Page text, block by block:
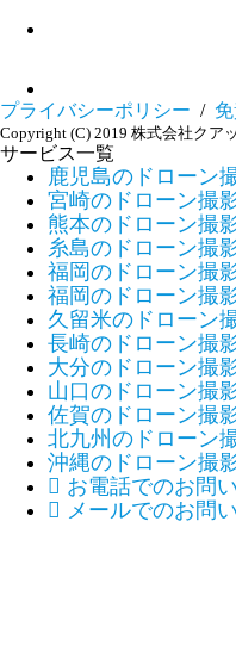
プライバシーポリシー /
Copyright (C) 2019 株式会社クア
サービス一覧
鹿児島のドローン
宮崎のドローン撮
熊本のドローン撮
糸島のドローン撮
福岡のドローン撮
福岡のドローン撮
久留米のドローン
長崎のドローン撮
大分のドローン撮
山口のドローン撮
佐賀のドローン撮
北九州のドローン
沖縄のドローン撮
 お電話でのお問
 メールでのお問